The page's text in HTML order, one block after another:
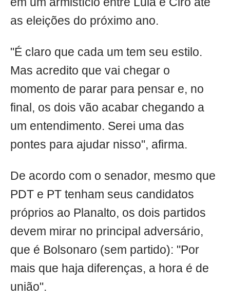
as eleições do próximo ano.
"É claro que cada um tem seu estilo.
Mas acredito que vai chegar o
momento de parar para pensar e, no
final, os dois vão acabar chegando a
um entendimento. Serei uma das
pontes para ajudar nisso", afirma.
De acordo com o senador, mesmo que
PDT e PT tenham seus candidatos
próprios ao Planalto, os dois partidos
devem mirar no principal adversário,
que é Bolsonaro (sem partido): "Por
mais que haja diferenças, a hora é de
união".